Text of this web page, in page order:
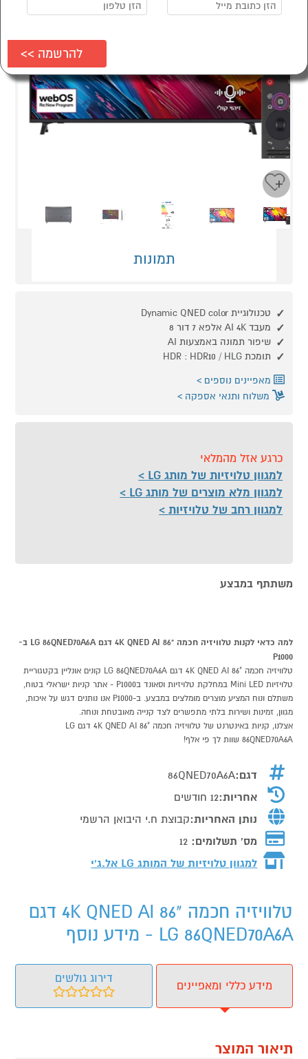
תמונות
טכנולוגיית Dynamic QNED color
מעבד AI 4K אלפא 7 דור 8
שיפור תמונה באמצעות AI
תומכת HDR : HDR10 / HLG
מאפיינים נוספים
משלוח ותנאי אספקה
כרגע אזל מהמלאי
למגוון טלויזיות של מותג LG
למגוון מלא מוצרים של מותג LG
למגוון רחב של טלויזיות
משתתף במבצע
למה כדאי לקנות טלוויזיה חכמה "86 4K QNED AI דגם LG 86QNED70A6A ב-
P1000
טלוויזיה חכמה "86 4K QNED AI דגם LG 86QNED70A6A קונים אונליין בקטגוריית
טלויזיות Mini LED במחלקת טלויזיות וסאונד בP1000 - אתר קניות ישראלי בטוח,
משתלם ונוח המציע מוצרים מומלצים במבצע. ב-P1000 אנו נותנים דגש על איכות,
מגוון, זמינות ושירות בלתי מתפשרים לצד קנייה מאובטחת ונוחה.
אצלנו, קניות באינטרנט של טלוויזיה חכמה "86 4K QNED AI דגם LG
86QNED70A6A שוות לך פי אלף!
דגם:86QNED70A6A
אחריות:12 חודשים
נותן האחריות:קבוצת ח.י היבואן הרשמי
מס' תשלומים: 12
למגוון טלויזיות של המותג LG אל.ג'י
טלוויזיה חכמה "86 4K QNED AI דגם
LG 86QNED70A6A - מידע נוסף
מידע כללי ומאפיינים
דירוג גולשים
תיאור המוצר